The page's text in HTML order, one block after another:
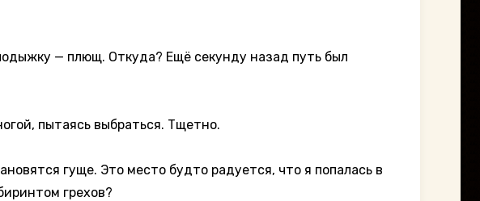
— плющ. Откуда? Ещё секунду назад путь был
пытаясь выбраться. Тщетно.
гуще. Это место будто радуется, что я попалась в
грехов?